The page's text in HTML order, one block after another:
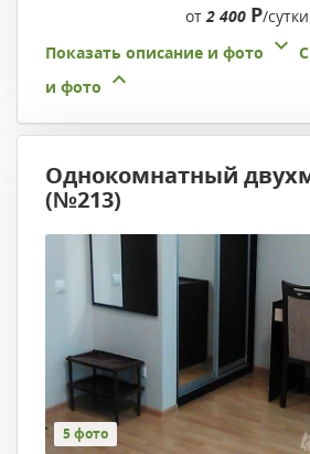
от2 400 Р/сутки
Показать описание и фото
и фото
Однокомнатный
(№213)
5 фото